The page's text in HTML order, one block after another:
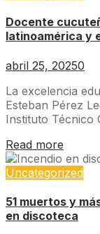
Docente
latinoamérica y
abril 25, 20250
La excelencia
Esteban Pérez
Instituto Técnico
Read more
Uncategorized
51 muertos y
en discoteca